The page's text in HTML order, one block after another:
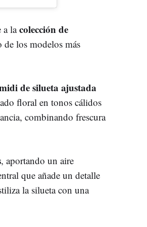
a lacolección de
los modelos más
de silueta ajustada
floral en tonos cálidos
combinando frescura
, aportando un aire
que añade un detalle
la silueta con una